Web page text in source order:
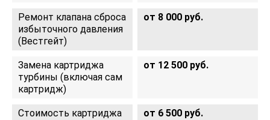
Ремонт клапана сброса
избыточного давления
(Вестгейт)
от 8 000 руб.
Замена картриджа
турбины (включая сам
картридж)
от 12 500 руб.
Стоимость картриджа от 6 500 руб.